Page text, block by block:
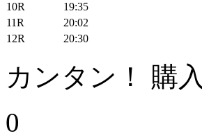
10R
19:35
11R
20:02
12R
20:30
カンタン！ 購
0